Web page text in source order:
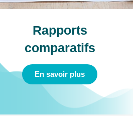
Rapports
comparatifs
En savoir plus